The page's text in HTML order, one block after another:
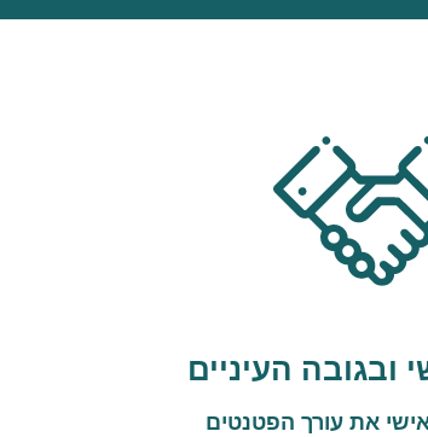
ובגובה העיניים
את עורך הפטנטים